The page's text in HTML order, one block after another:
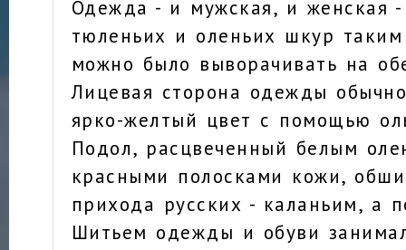
Одежда - и мужская, и женская
тюленьих и оленьих шкур
можно было выворачивать на
Лицевая сторона одежды
ярко-желтый цвет с помощью
Подол, расцвеченный белым
красными полосками кожи,
прихода русских - каланьим, а
Шитьем одежды и обуви